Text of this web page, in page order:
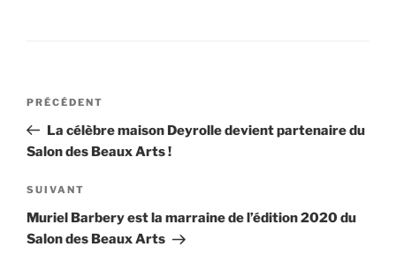
Navigation
l’article
Article
précédent
PRÉCÉDENT
La célèbre maison Deyrolle devient partenaire du
Salon des Beaux Arts !
Article
suivant
SUIVANT
Muriel Barbery est la marraine de l’édition 2020 du
Salon des Beaux Arts